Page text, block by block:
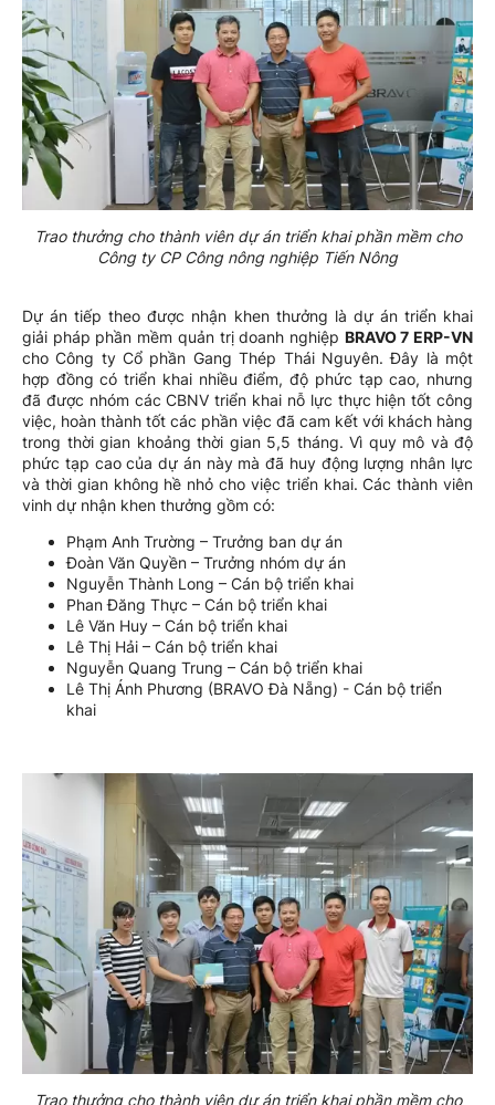
Trao thưởng cho thành viên dự án triển khai phần mềm cho
Công ty CP Công nông nghiệp Tiến Nông
Dự án tiếp theo được nhận khen thưởng là dự án triển khai
giải pháp phần mềm quản trị doanh nghiệp BRAVO 7 ERP-VN
cho Công ty Cổ phần Gang Thép Thái Nguyên. Đây là một
hợp đồng có triển khai nhiều điểm, độ phức tạp cao, nhưng
đã được nhóm các CBNV triển khai nỗ lực thực hiện tốt công
việc, hoàn thành tốt các phần việc đã cam kết với khách hàng
trong thời gian khoảng thời gian 5,5 tháng. Vì quy mô và độ
phức tạp cao của dự án này mà đã huy động lượng nhân lực
và thời gian không hề nhỏ cho việc triển khai. Các thành viên
vinh dự nhận khen thưởng gồm có:
Phạm Anh Trường – Trưởng ban dự án
Đoàn Văn Quyền – Trưởng nhóm dự án
Nguyễn Thành Long – Cán bộ triển khai
Phan Đăng Thực – Cán bộ triển khai
Lê Văn Huy – Cán bộ triển khai
Lê Thị Hải – Cán bộ triển khai
Nguyễn Quang Trung – Cán bộ triển khai
Lê Thị Ánh Phương (BRAVO Đà Nẵng) - Cán bộ triển
khai
Trao thưởng cho thành viên dự án triển khai phần mềm cho